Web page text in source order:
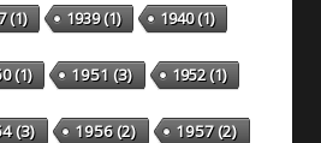
(1) 1939(1) 1940(1)
(1) 1951 (3) 1952(1)
(3) 1956(2) 1957(2)